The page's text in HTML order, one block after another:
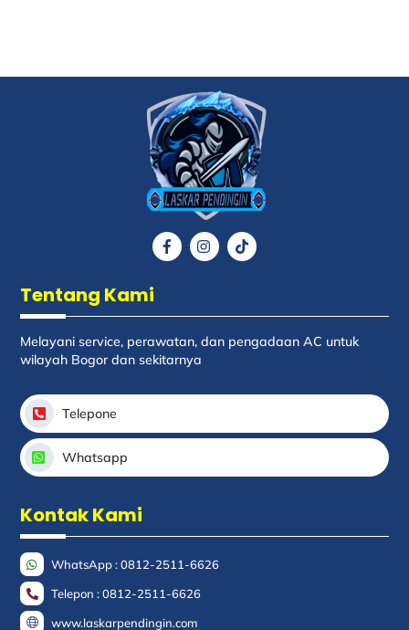
Icon
Icon
Icon
Tentang Kami
Melayani service, perawatan, dan pengadaan AC untuk
wilayah Bogor dan sekitarnya
Telepone
Whatsapp
Kontak Kami
WhatsApp : 0812-2511-6626
Telepon : 0812-2511-6626
www.laskarpendingin.com